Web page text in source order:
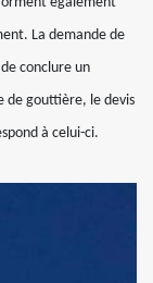
La demande de
conclure un
de gouttière, le devis
à celui-ci.